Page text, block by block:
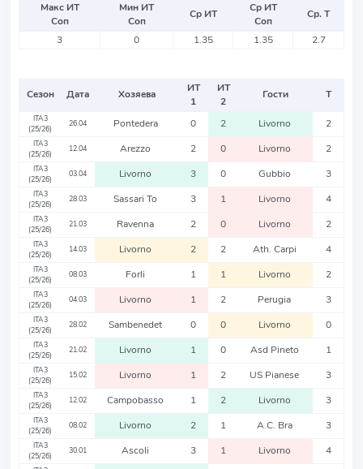
Макс ИТ
Соп
Мин ИТ
Соп
Ср ИТ
Ср ИТ
Соп
Ср. Т
3
0 1.35 1.35 2.7
Сезон Дата Хозяева
ИТ
1
ИТ
2
Гости Т
ITA3
(25/26)
26.04 Pontedera 0 2 Livorno 2
ITA3
(25/26)
12.04 Arezzo 2 0 Livorno 2
ITA3
(25/26)
03.04 Livorno 3 0 Gubbio 3
ITA3
(25/26)
28.03 Sassari To 3 1 Livorno 4
ITA3
(25/26)
21.03 Ravenna 2 0 Livorno 2
ITA3
(25/26)
14.03 Livorno 2 2 Ath. Carpi 4
ITA3
(25/26)
08.03 Forli 1 1 Livorno 2
ITA3
(25/26)
04.03 Livorno 1 2 Perugia 3
ITA3
(25/26)
28.02 Sambenedet 0 0 Livorno 0
ITA3
(25/26)
21.02 Livorno 1 0 Asd Pineto 1
ITA3
(25/26)
15.02 Livorno 1 2 US Pianese 3
ITA3
(25/26)
12.02 Campobasso 1 2 Livorno 3
ITA3
(25/26)
08.02 Livorno 2 1 A.C. Bra 3
ITA3
(25/26)
30.01 Ascoli 3 1 Livorno 4